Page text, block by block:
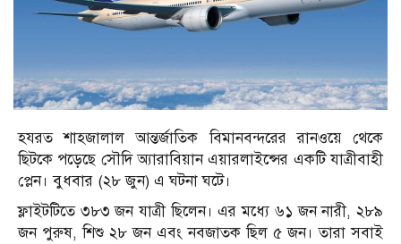
হযরত শাহজালাল আন্তর্জাতিক বিমানবন্দরের রানওয়ে থেকে
ছিটকে পড়েছে সৌদি অ্যারাবিয়ান এয়ারলাইন্সের একটি যাত্রীবাহী
প্লেন। বুধবার (২৮ জুন) এ ঘটনা ঘটে।
ফ্লাইটটিতে ৩৮৩ জন যাত্রী ছিলেন। এর মধ্যে ৬১ জন নারী, ২৮৯
জন পুরুষ, শিশু ২৮ জন এবং নবজাতক ছিল ৫ জন। তারা সবাই